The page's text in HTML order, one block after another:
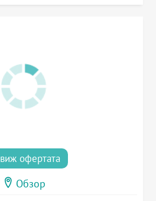
виж офертата
Обзор